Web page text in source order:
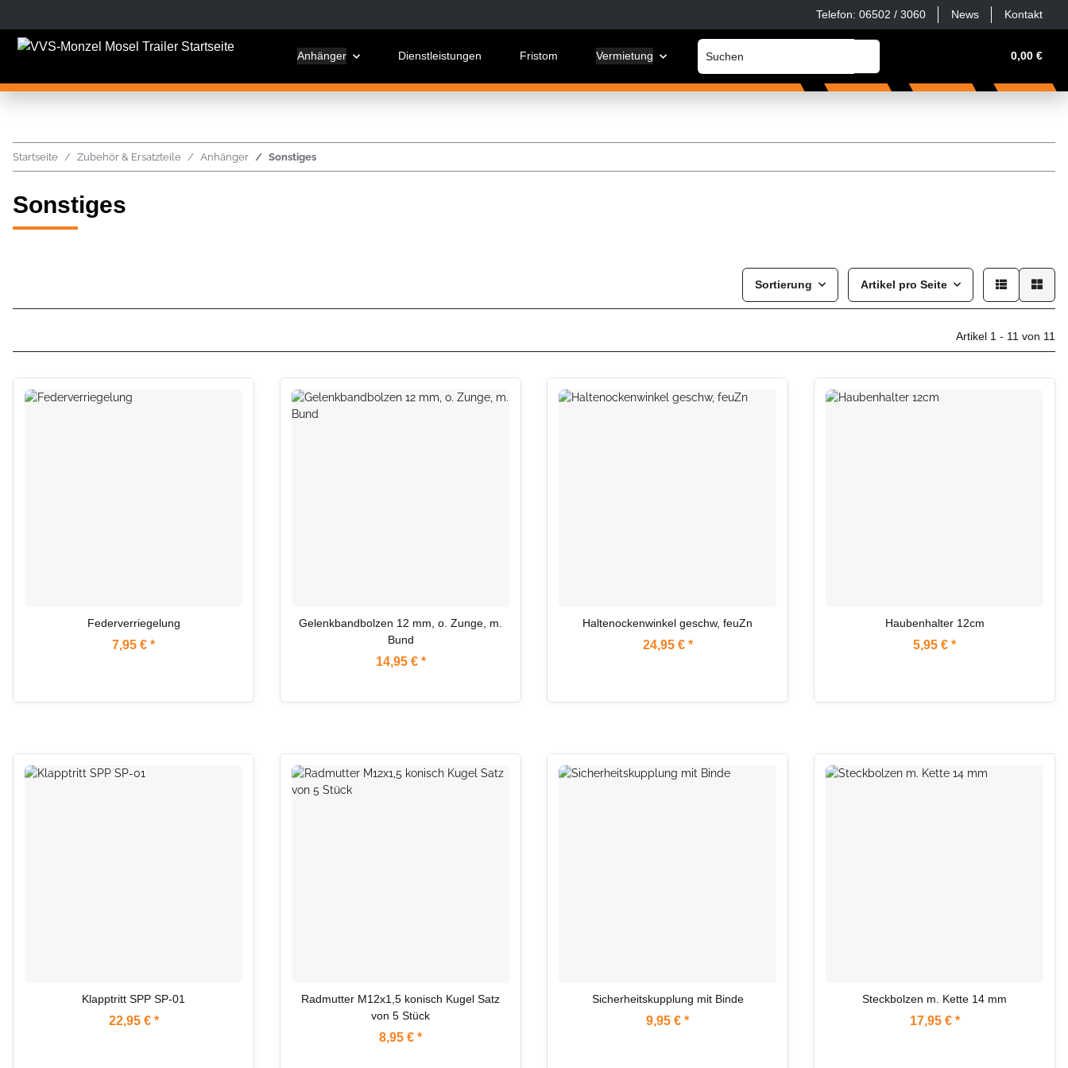
Telefon: 06502 / 3060 News Kontakt
0,00 €
Anhänger Dienstleistungen Fristom Vermietung Werkstatt, Haus & Hof
Startseite Zubehör & Ersatzteile Anhänger Sonstiges
Sonstiges
Sortierung Artikel pro Seite
Artikel 1 - 11 von 11
Federverriegelung
7,95 € *
Gelenkbandbolzen 12 mm, o. Zunge, m.
Bund
14,95 € *
Haltenockenwinkel geschw, feuZn
24,95 € *
Haubenhalter 12cm
5,95 € *
Klapptritt SPP SP-01
22,95 € *
Radmutter M12x1,5 konisch Kugel Satz
von 5 Stück
8,95 € *
Sicherheitskupplung mit Binde
9,95 € *
Steckbolzen m. Kette 14 mm
17,95 € *